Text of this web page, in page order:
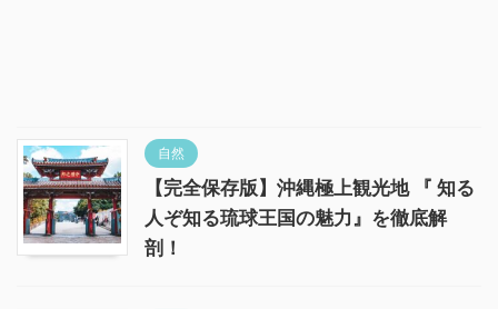
自然
【完全保存版】沖縄極上観光地 『 知る
人ぞ知る琉球王国の魅力』を徹底解
剖！